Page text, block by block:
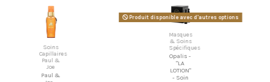
Produit disponible avec d'autres options
Spécifiques